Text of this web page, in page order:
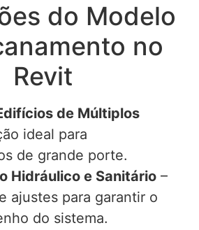
do Modelo
no
Revit
de Múltiplos
ideal para
de grande porte.
Hidráulico e Sanitário –
ajustes para garantir o
do sistema.